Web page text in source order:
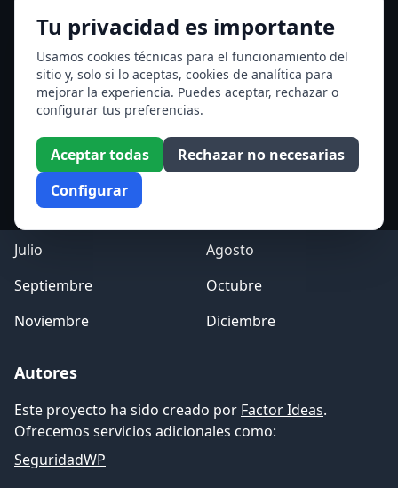
Tu privacidad es importante
Usamos cookies técnicas para el funcionamiento del
sitio y, solo si lo aceptas, cookies de analítica para
mejorar la experiencia. Puedes aceptar, rechazar o
configurar tus preferencias.
Aceptar todas
Rechazar no necesarias
Configurar
San Hormisda papa
Ver todos los santos de hoy
Acceso a los Meses
Enero
Febrero
Marzo
Abril
Mayo
Julio
Agosto
Septiembre
Octubre
Noviembre
Diciembre
Autores
Este proyecto ha sido creado por Factor Ideas.
Ofrecemos servicios adicionales como:
SeguridadWP